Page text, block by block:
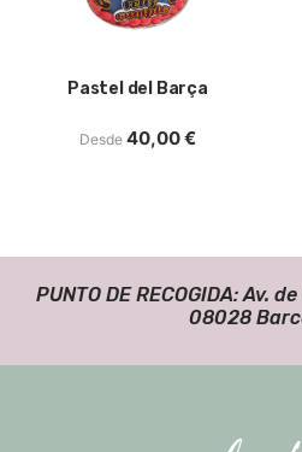
Pastel del Barça
Desde 40,00€
PUNTO DE RECOGIDA: Av.
08028